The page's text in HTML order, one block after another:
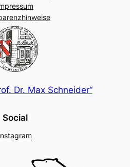
Dr. Max Schneider“
Social